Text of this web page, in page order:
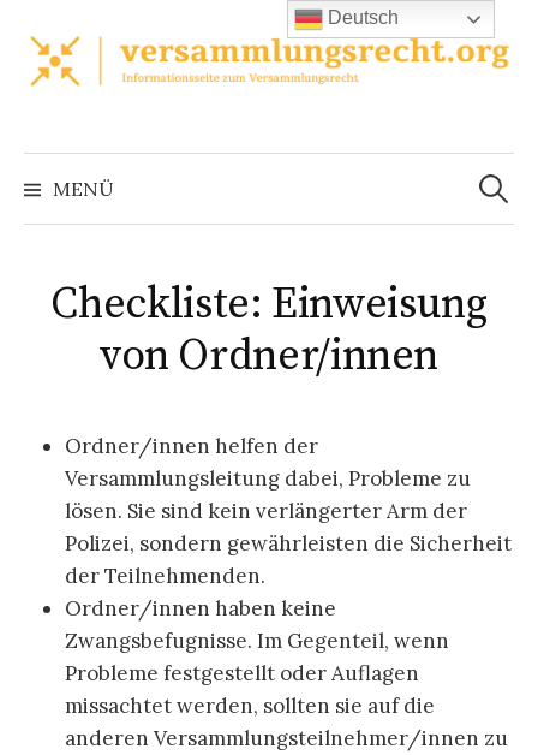
Inhalt
überspringen
MENÜ
Suchen
nach:
Checkliste: Einweisung
von Ordner/innen
Ordner/innen helfen der
Versammlungsleitung dabei, Probleme zu
lösen. Sie sind kein verlängerter Arm der
Polizei, sondern gewährleisten die Sicherheit
der Teilnehmenden.
Ordner/innen haben keine
Zwangsbefugnisse. Im Gegenteil, wenn
Probleme festgestellt oder Auflagen
missachtet werden, sollten sie auf die
anderen Versammlungsteilnehmer/innen zu
Deutsch